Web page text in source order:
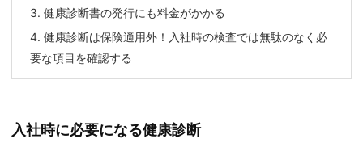
3. 健康診断書の発行にも料金がかかる
4. 健康診断は保険適用外！入社時の検査では無駄のなく必
要な項目を確認する
入社時に必要になる健康診断